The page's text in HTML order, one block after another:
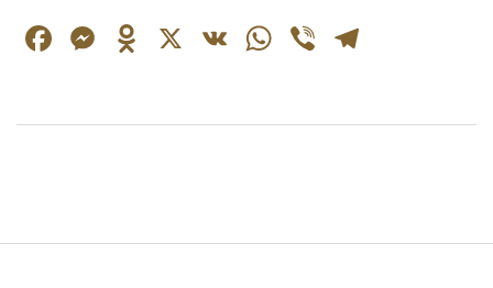
Facebook
Messenger
Odnoklassniki
X VK WhatsApp
Viber